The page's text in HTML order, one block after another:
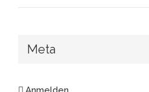
Meta